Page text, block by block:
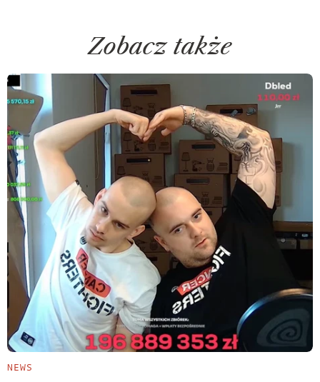
Zobacz także
NEWS